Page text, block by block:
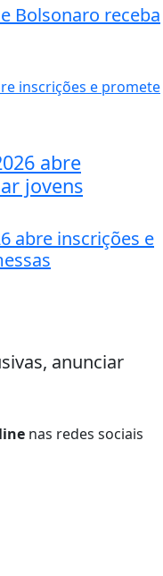
Bolsonaro receba
abre
jovens
abre inscrições e
anunciar
nas redes sociais